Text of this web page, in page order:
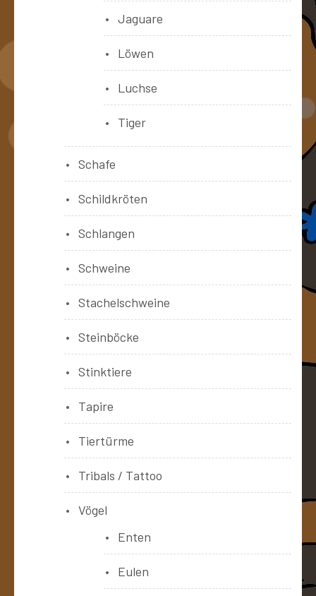
Jaguare
Löwen
Luchse
Tiger
Schafe
Schildkröten
Schlangen
Schweine
Stachelschweine
Steinböcke
Stinktiere
Tapire
Tiertürme
Tribals / Tattoo
Vögel
Enten
Eulen